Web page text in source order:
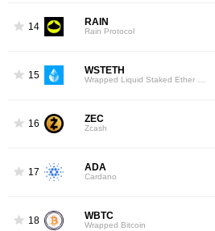
14 RAIN
Rain Protocol
15 WSTETH
16 ZEC
Zcash
17 ADA
Cardano
18 WBTC
Wrapped Bitcoin